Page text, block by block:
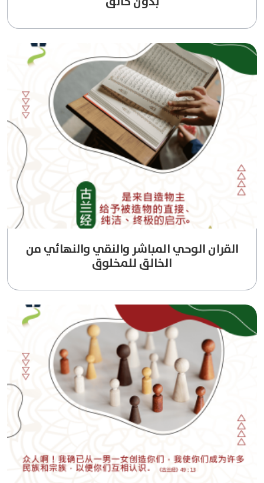
القران الوحي المباشر والنقي والنهائي من
الخالق للمخلوق